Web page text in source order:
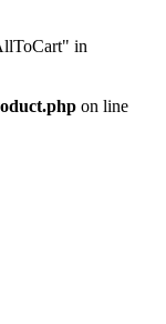
in
on line